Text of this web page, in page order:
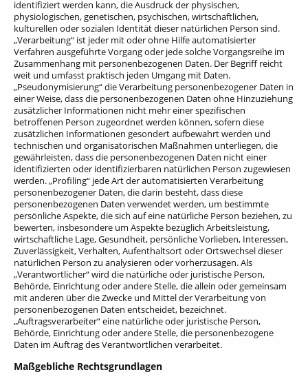
identifiziert werden kann, die Ausdruck der physischen,
physiologischen, genetischen, psychischen, wirtschaftlichen,
kulturellen oder sozialen Identität dieser natürlichen Person sind.
„Verarbeitung“ ist jeder mit oder ohne Hilfe automatisierter
Verfahren ausgeführte Vorgang oder jede solche Vorgangsreihe im
Zusammenhang mit personenbezogenen Daten. Der Begriff reicht
weit und umfasst praktisch jeden Umgang mit Daten.
„Pseudonymisierung“ die Verarbeitung personenbezogener Daten in
einer Weise, dass die personenbezogenen Daten ohne Hinzuziehung
zusätzlicher Informationen nicht mehr einer spezifischen
betroffenen Person zugeordnet werden können, sofern diese
zusätzlichen Informationen gesondert aufbewahrt werden und
technischen und organisatorischen Maßnahmen unterliegen, die
gewährleisten, dass die personenbezogenen Daten nicht einer
identifizierten oder identifizierbaren natürlichen Person zugewiesen
werden. „Profiling“ jede Art der automatisierten Verarbeitung
personenbezogener Daten, die darin besteht, dass diese
personenbezogenen Daten verwendet werden, um bestimmte
persönliche Aspekte, die sich auf eine natürliche Person beziehen, zu
bewerten, insbesondere um Aspekte bezüglich Arbeitsleistung,
wirtschaftliche Lage, Gesundheit, persönliche Vorlieben, Interessen,
Zuverlässigkeit, Verhalten, Aufenthaltsort oder Ortswechsel dieser
natürlichen Person zu analysieren oder vorherzusagen. Als
„Verantwortlicher“ wird die natürliche oder juristische Person,
Behörde, Einrichtung oder andere Stelle, die allein oder gemeinsam
mit anderen über die Zwecke und Mittel der Verarbeitung von
personenbezogenen Daten entscheidet, bezeichnet.
„Auftragsverarbeiter“ eine natürliche oder juristische Person,
Behörde, Einrichtung oder andere Stelle, die personenbezogene
Daten im Auftrag des Verantwortlichen verarbeitet.
Maßgebliche Rechtsgrundlagen